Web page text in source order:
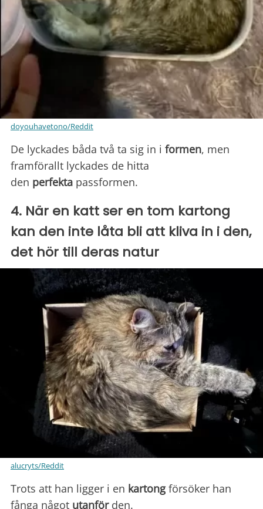
doyouhavetono/Reddit
De lyckades båda två ta sig in i formen, men
framförallt lyckades de hitta
den perfekta passformen.
4. När en katt ser en tom kartong
kan den inte låta bli att kliva in i den,
det hör till deras natur
alucryts/Reddit
Trots att han ligger i en kartongförsöker han
fånga något utanförden.